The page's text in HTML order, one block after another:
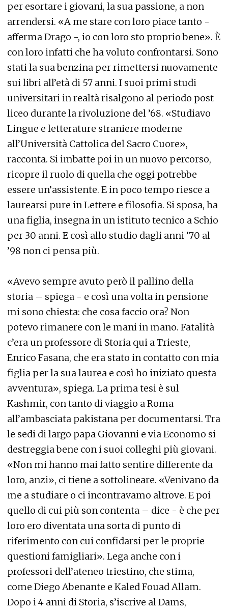
per esortare i giovani, la sua passione, a non
arrendersi. «A me stare con loro piace tanto -
afferma Drago -, io con loro sto proprio bene». È
con loro infatti che ha voluto confrontarsi. Sono
stati la sua benzina per rimettersi nuovamente
sui libri all’età di 57 anni. I suoi primi studi
universitari in realtà risalgono al periodo post
liceo durante la rivoluzione del ’68. «Studiavo
Lingue e letterature straniere moderne
all’Università Cattolica del Sacro Cuore»,
racconta. Si imbatte poi in un nuovo percorso,
ricopre il ruolo di quella che oggi potrebbe
essere un’assistente. E in poco tempo riesce a
laurearsi pure in Lettere e filosofia. Si sposa, ha
una figlia, insegna in un istituto tecnico a Schio
per 30 anni. E così allo studio dagli anni ’70 al
’98 non ci pensa più.
«Avevo sempre avuto però il pallino della
storia – spiega - e così una volta in pensione
mi sono chiesta: che cosa faccio ora? Non
potevo rimanere con le mani in mano. Fatalità
c’era un professore di Storia qui a Trieste,
Enrico Fasana, che era stato in contatto con mia
figlia per la sua laurea e così ho iniziato questa
avventura», spiega. La prima tesi è sul
Kashmir, con tanto di viaggio a Roma
all’ambasciata pakistana per documentarsi. Tra
le sedi di largo papa Giovanni e via Economo si
destreggia bene con i suoi colleghi più giovani.
«Non mi hanno mai fatto sentire differente da
loro, anzi», ci tiene a sottolineare. «Venivano da
me a studiare o ci incontravamo altrove. E poi
quello di cui più son contenta – dice - è che per
loro ero diventata una sorta di punto di
riferimento con cui confidarsi per le proprie
questioni famigliari». Lega anche con i
professori dell’ateneo triestino, che stima,
come Diego Abenante e Kaled Fouad Allam.
Dopo i 4 anni di Storia, s’iscrive al Dams,